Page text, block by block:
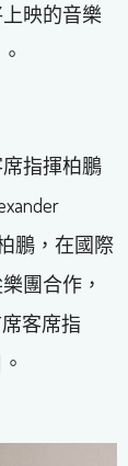
映的音樂
指揮柏鵬
鵬，在國際
團合作，
客席指